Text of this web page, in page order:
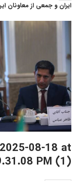
ایران و جمعی از معاونان
08-18 at
PM (1)